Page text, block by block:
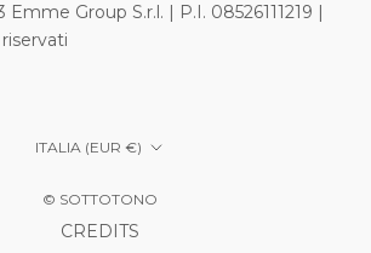
Group S.r.l. | P.I. 08526111219 |
Paese/Area
ITALIA (EUR €)
© SOTTOTONO
CREDITS